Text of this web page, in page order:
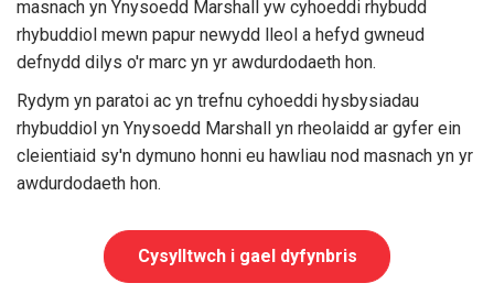
masnach yn Ynysoedd Marshall yw cyhoeddi rhybudd
rhybuddiol mewn papur newydd lleol a hefyd gwneud
defnydd dilys o'r marc yn yr awdurdodaeth hon.
Rydym yn paratoi ac yn trefnu cyhoeddi hysbysiadau
rhybuddiol yn Ynysoedd Marshall yn rheolaidd ar gyfer ein
cleientiaid sy'n dymuno honni eu hawliau nod masnach yn yr
awdurdodaeth hon.
Cysylltwch i gael dyfynbris